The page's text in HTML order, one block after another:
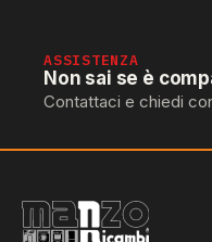
ASSISTENZA
Non sai se è
Contattaci e chiedi